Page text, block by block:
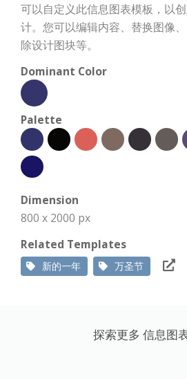
可以自定义此信息图表模板，以
计。您可以编辑内容、替换图像
除设计图块等。
Dominant Color
Palette
Dimension
800 x 2000 px
Related Templates
新的一年 万圣节
探索更多 信息图